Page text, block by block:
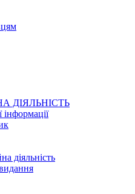
ДІЯЛЬНІСТЬ
діяльність